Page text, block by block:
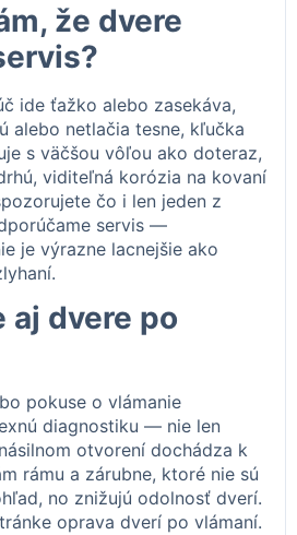
že dvere
ide ťažko alebo zasekáva,
alebo netlačia tesne, kľučka
s väčšou vôľou ako doteraz,
viditeľná korózia na kovaní
čo i len jeden z
servis —
je výrazne lacnejšie ako
aj dvere po
pokuse o vlámanie
diagnostiku — nie len
otvorení dochádza k
rámu a zárubne, ktoré nie sú
no znižujú odolnosť dverí.
oprava dverí po vlámaní.